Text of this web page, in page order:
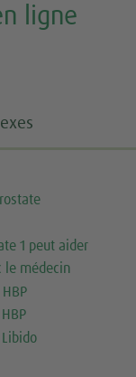
ligne
1 peut aider
le médecin